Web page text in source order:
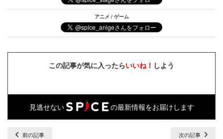
アニメ / ゲーム
この記事が気に入ったらいいね！ しよう
見逃せない の最新情報をお届けします
前の記事 次の記事